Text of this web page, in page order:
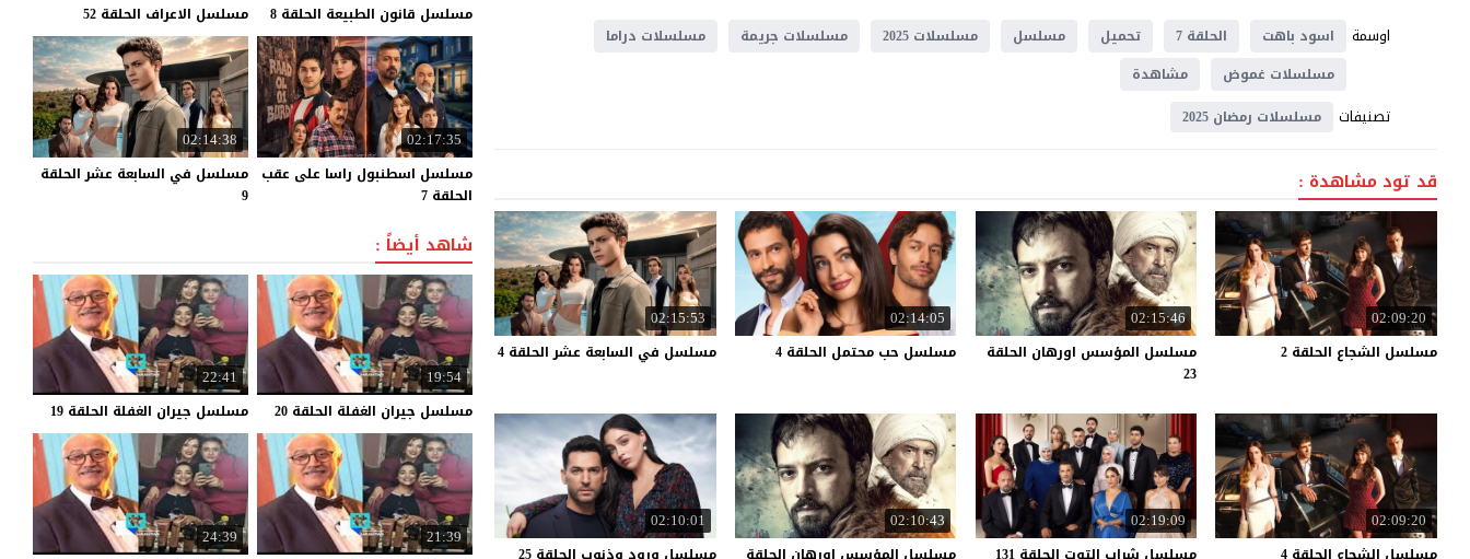
اوسمة
اسود باهت الحلقة 7 تحميل مسلسل مسلسلات 2025 مسلسلات جريمة
مسلسلات دراما
مسلسلات غموض
مشاهدة
تصنيفات مسلسلات رمضان 2025
قد تود مشاهدة :
02:09:20
مسلسل الشجاع الحلقة 2
02:15:46
مسلسل المؤسس اورهان الحلقة
23
02:14:05
مسلسل حب محتمل الحلقة 4
02:15:53
مسلسل في السابعة عشر الحلقة 4
02:09:20
02:19:09
02:10:43
02:10:01
مسلسل قانون الطبيعة الحلقة 8 مسلسل الاعراف الحلقة 52
02:17:35
مسلسل اسطنبول راسا على عقب
الحلقة 7
02:14:38
مسلسل في السابعة عشر الحلقة
9
شاهد أيضاً :
19:54
مسلسل جيران الغفلة الحلقة 20
22:41
مسلسل جيران الغفلة الحلقة 19
21:39
24:39